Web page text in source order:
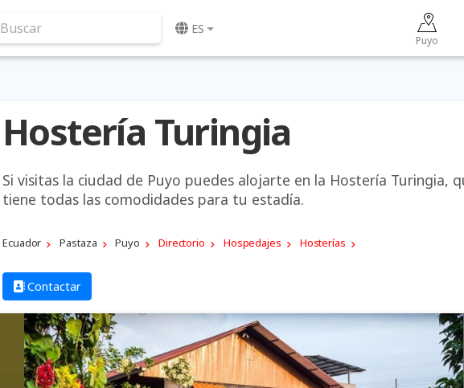
Buscar ES
Puyo
Hostería Turingia
Si visitas la ciudad de Puyo puedes alojarte en la Hostería Turingia,
tiene todas las comodidades para tu estadía.
Ecuador Pastaza Puyo Directorio Hospedajes Hosterías
Contactar